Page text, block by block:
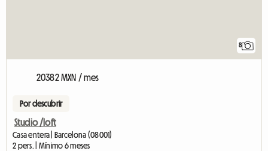
8
20382 MXN / mes
Por descubrir
Studio /loft
Casa entera | Barcelona (08001)
2 pers. | Mínimo 6 meses